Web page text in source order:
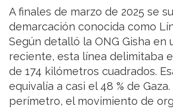
A finales de marzo de 2025 se
demarcación conocida como
Según detalló la ONG Gisha en
reciente, esta línea delimitaba
de 174 kilómetros cuadrados.
equivalía a casi el 48 % de
perímetro, el movimiento de